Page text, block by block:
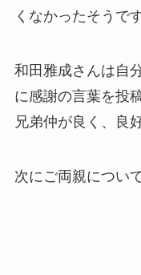
くなかったそうです
和田雅成さんは自
に感謝の言葉を投
兄弟仲が良く、良
次にご両親につい